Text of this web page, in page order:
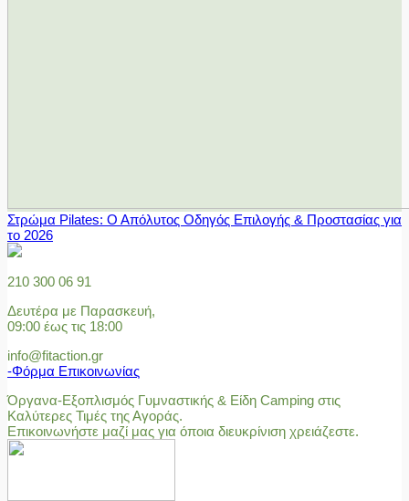
Στρώμα Pilates: Ο Απόλυτος Οδηγός Επιλογής & Προστασίας για
το 2026
210 300 06 91
Δευτέρα με Παρασκευή,
09:00 έως τις 18:00
info@fitaction.gr
-Φόρμα Επικοινωνίας
Όργανα-Εξοπλισμός Γυμναστικής & Είδη Camping στις
Καλύτερες Τιμές της Αγοράς.
Επικοινωνήστε μαζί μας για όποια διευκρίνιση χρειάζεστε.